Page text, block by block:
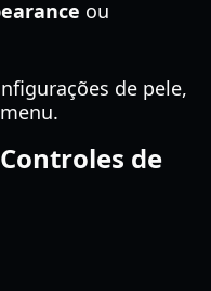
ou
de pele,
de